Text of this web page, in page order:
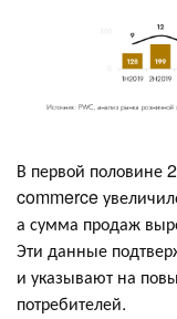
В первой половине
commerce
а сумма продаж
Эти данные
и указывают на
потребителей.